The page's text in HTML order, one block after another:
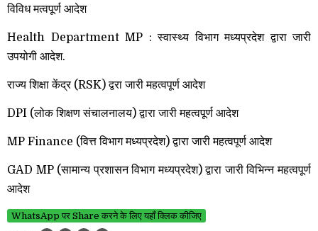
विविध मत्वपूर्ण आदेश
Health Department MP : स्वास्थ्य विभाग मध्यप्रदेश द्वारा जारी
उपयोगी आदेश.
राज्य शिक्षा केंद्र (RSK) द्वरा जारी महत्वपूर्ण आदेश
DPI (लोक शिक्षण संचालनालय) द्वारा जारी महत्वपूर्ण आदेश
MP Finance (वित्त विभाग मध्यप्रदेश) द्वारा जारी महत्वपूर्ण आदेश
GAD MP (सामान्य प्रशासन विभाग मध्यप्रदेश) द्वारा जारी विभिन्न महत्वपूर्ण
आदेश
WhatsApp पर Share करने के लिए यहाँ क्लिक कीजिए